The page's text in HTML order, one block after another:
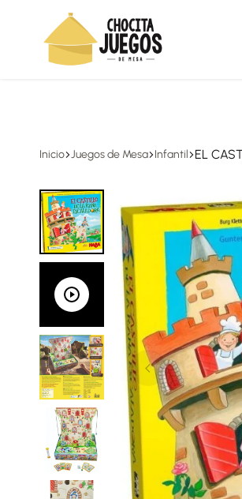
Envíos a todo México, gratis en
mesa
todas
las
edades
Inicio Juegos de Mesa Infantil EL